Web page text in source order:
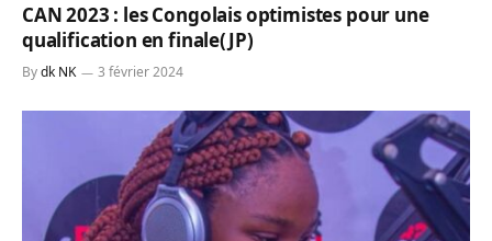
CAN 2023 : les Congolais optimistes pour une
qualification en finale(JP)
Bydk NK 3 février 2024